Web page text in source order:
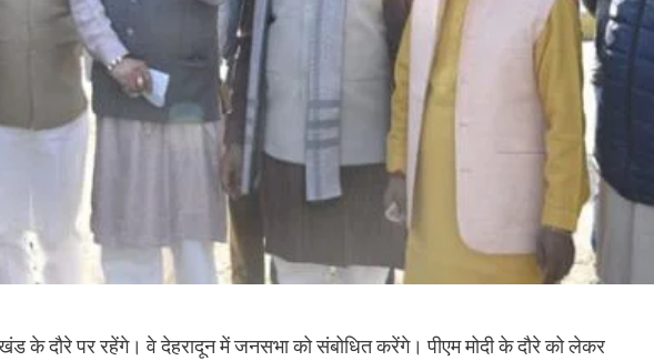
के दौरे पर रहेंगे। वे देहरादून में जनसभा को संबोधित करेंगे। पीएम मोदी के दौरे को लेकर